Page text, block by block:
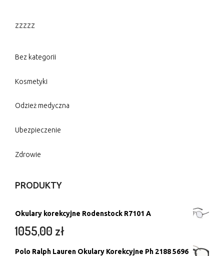
zzzzz
Bez kategorii
Kosmetyki
Odzież medyczna
Ubezpieczenie
Zdrowie
PRODUKTY
Okulary korekcyjne Rodenstock R7101 A
1055,00 zł
Polo Ralph Lauren Okulary Korekcyjne Ph 2188 5696